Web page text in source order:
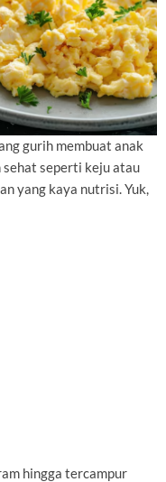
gurih membuat anak
sehat seperti keju atau
yang kaya nutrisi. Yuk,
hingga tercampur